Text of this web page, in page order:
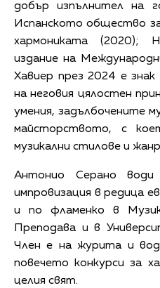
добър изпълнител на
Испанското общество
хармониката (2020);
издание на
Хавиер през 2024 е знак
на неговия цялостен
умения, задълбочените
майсторството, с
музикални стилове и
Антонио Серано води
импровизация в редица
и по фламенко в
Преподава и в
Член е на журита и
повечето конкурси за
целия свят.